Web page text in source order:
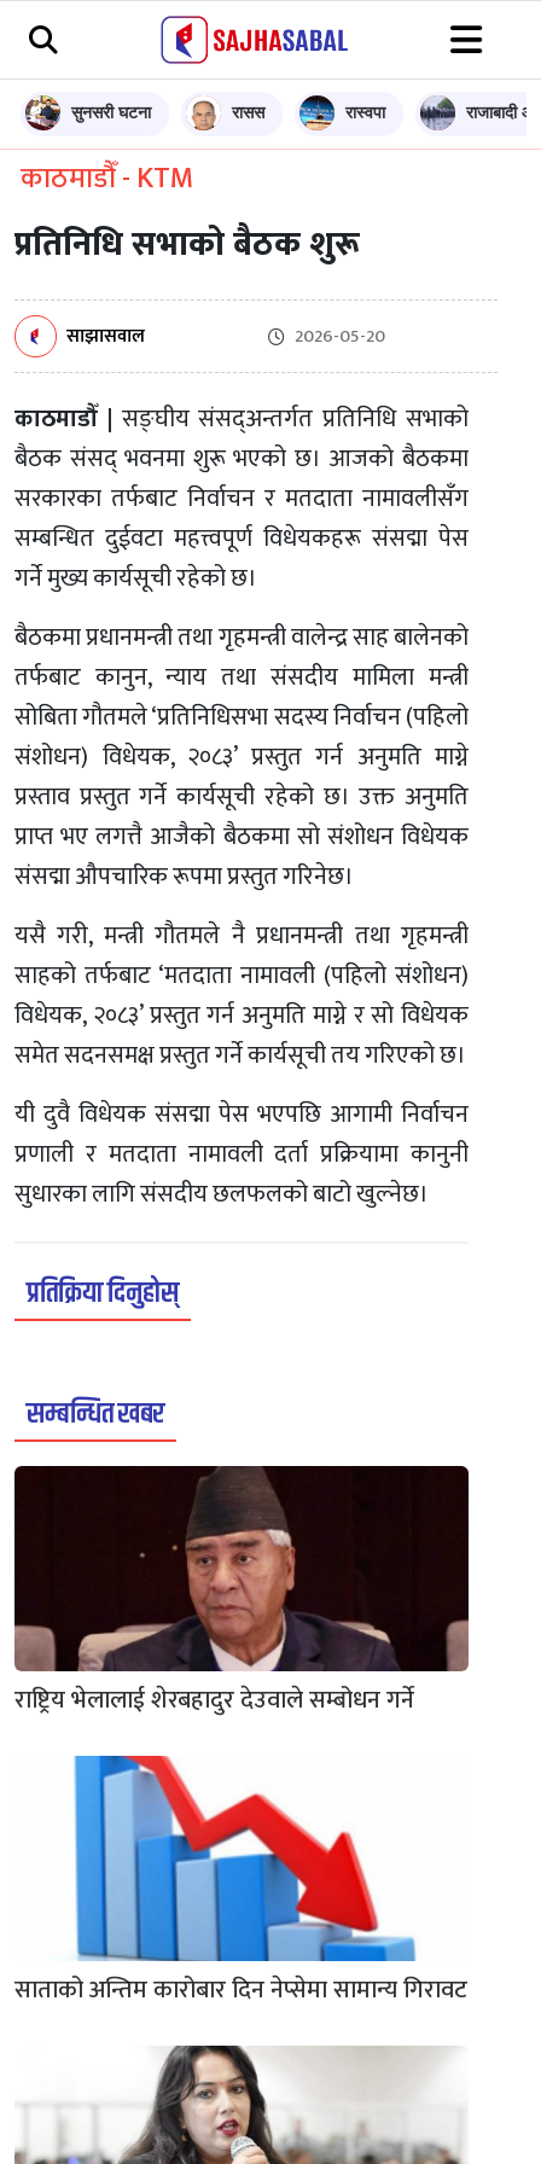
सुनसरी घटना रासस रास्वपा राजाबादी
काठमाडौँ - KTM
प्रतिनिधि सभाको बैठक शुरू
साझासवाल 2026-05-20
काठमाडौँ | सङ्घीय संसद्अन्तर्गत प्रतिनिधि सभाको
बैठक संसद् भवनमा शुरू भएको छ। आजको बैठकमा
सरकारका तर्फबाट निर्वाचन र मतदाता नामावलीसँग
सम्बन्धित दुईवटा महत्त्वपूर्ण विधेयकहरू संसद्मा पेस
गर्ने मुख्य कार्यसूची रहेको छ।
बैठकमा प्रधानमन्त्री तथा गृहमन्त्री वालेन्द्र साह बालेनको
तर्फबाट कानुन, न्याय तथा संसदीय मामिला मन्त्री
सोबिता गौतमले ‘प्रतिनिधिसभा सदस्य निर्वाचन (पहिलो
संशोधन) विधेयक, २०८३’ प्रस्तुत गर्न अनुमति माग्ने
प्रस्ताव प्रस्तुत गर्ने कार्यसूची रहेको छ। उक्त अनुमति
प्राप्त भए लगत्तै आजैको बैठकमा सो संशोधन विधेयक
संसद्मा औपचारिक रूपमा प्रस्तुत गरिनेछ।
यसै गरी, मन्त्री गौतमले नै प्रधानमन्त्री तथा गृहमन्त्री
साहको तर्फबाट ‘मतदाता नामावली (पहिलो संशोधन)
विधेयक, २०८३’ प्रस्तुत गर्न अनुमति माग्ने र सो विधेयक
समेत सदनसमक्ष प्रस्तुत गर्ने कार्यसूची तय गरिएको छ।
यी दुवै विधेयक संसद्मा पेस भएपछि आगामी निर्वाचन
प्रणाली र मतदाता नामावली दर्ता प्रक्रियामा कानुनी
सुधारका लागि संसदीय छलफलको बाटो खुल्नेछ।
प्रतिक्रिया दिनुहोस्
सम्बन्धित खबर
राष्ट्रिय भेलालाई शेरबहादुर देउवाले सम्बोधन गर्ने
साताको अन्तिम कारोबार दिन नेप्सेमा सामान्य गिरावट